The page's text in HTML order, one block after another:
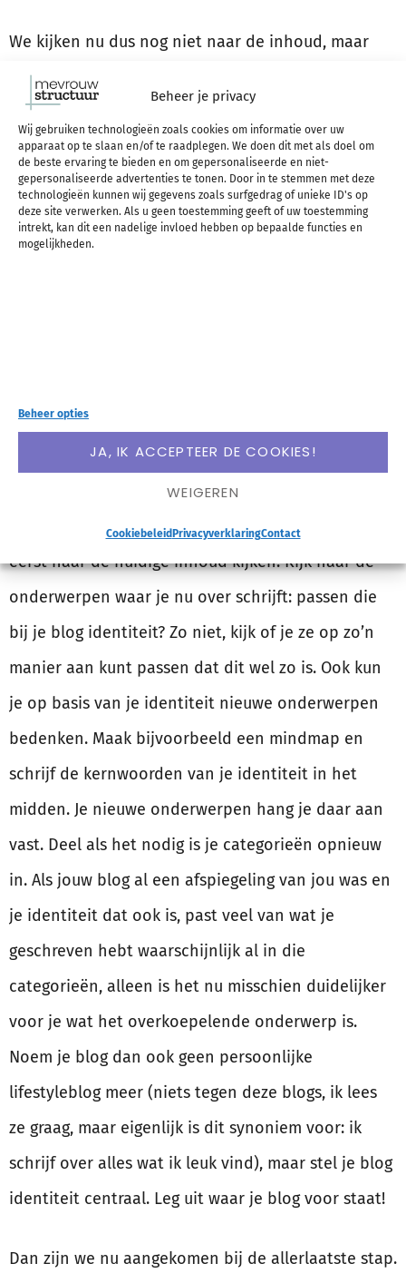
Beheer je privacy
Wij gebruiken technologieën zoals cookies om informatie over uw
apparaat op te slaan en/of te raadplegen. We doen dit met als doel om
de beste ervaring te bieden en om gepersonaliseerde en niet-
gepersonaliseerde advertenties te tonen. Door in te stemmen met deze
technologieën kunnen wij gegevens zoals surfgedrag of unieke ID's op
deze site verwerken. Als u geen toestemming geeft of uw toestemming
intrekt, kan dit een nadelige invloed hebben op bepaalde functies en
mogelijkheden.
Beheer opties
JA, IK ACCEPTEER DE COOKIES!
WEIGEREN
CookiebeleidPrivacyverklaringContact
We kijken nu dus nog niet naar de inhoud, maar
puur naar de uitstraling. Past iets voor je gevoel
niet bij je blog identiteit? Pas het dan aan. Nog een
ding dat je zeker niet moet overslaan: je “About”
pagina’s. Als je iets over je blog vertelt, vertel dan
iets over de identiteit. Leg uit wat je missie is, wat
je wilt uitstralen en wat je je lezers wilt meegeven.
Waarom vind je het leuk?
Dat is eigenlijk het bruggetje naar de volgende
stap: zelf je eigen identiteit volgen. We gaan nu
eerst naar de huidige inhoud kijken. Kijk naar de
onderwerpen waar je nu over schrijft: passen die
bij je blog identiteit? Zo niet, kijk of je ze op zo’n
manier aan kunt passen dat dit wel zo is. Ook kun
je op basis van je identiteit nieuwe onderwerpen
bedenken. Maak bijvoorbeeld een mindmap en
schrijf de kernwoorden van je identiteit in het
midden. Je nieuwe onderwerpen hang je daar aan
vast. Deel als het nodig is je categorieën opnieuw
in. Als jouw blog al een afspiegeling van jou was en
je identiteit dat ook is, past veel van wat je
geschreven hebt waarschijnlijk al in die
categorieën, alleen is het nu misschien duidelijker
voor je wat het overkoepelende onderwerp is.
Noem je blog dan ook geen persoonlijke
lifestyleblog meer (niets tegen deze blogs, ik lees
ze graag, maar eigenlijk is dit synoniem voor: ik
schrijf over alles wat ik leuk vind), maar stel je blog
identiteit centraal. Leg uit waar je blog voor staat!
Dan zijn we nu aangekomen bij de allerlaatste stap.